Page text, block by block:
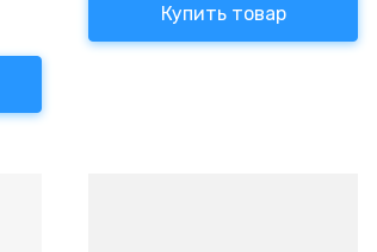
Купить товар